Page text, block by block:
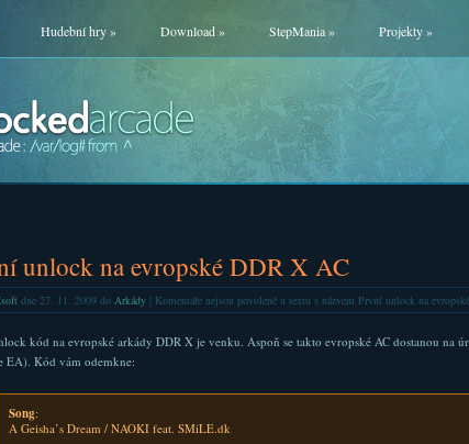
Hudební hry» Download» StepMania» Projekty»
unlock na evropské DDR X AC
dne 27. 11. 2009 do Arkády| Komentáře nejsou povolenéu textu s názvem První unlock na
kód na evropské arkády DDR X je venku. Aspoň se takto evropské AC dostanou na
EA). Kód vám odemkne:
Song:
A Geisha’s Dream / NAOKI feat. SMiLE.dk